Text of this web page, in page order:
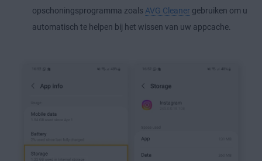
opschoningsprogramma zoals AVG Cleaner gebruiken om u
automatisch te helpen bij het wissen van uw appcache.